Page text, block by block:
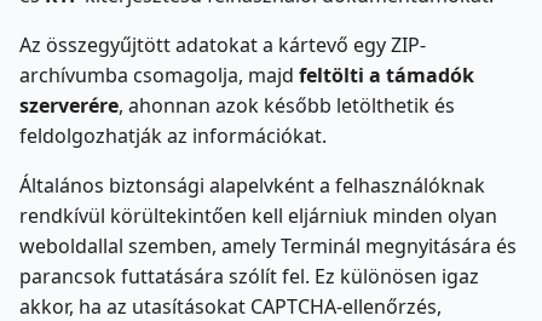
Az összegyűjtött adatokat a kártevő egy ZIP-
archívumba csomagolja, majd feltölti a támadók
szerverére, ahonnan azok később letölthetik és
feldolgozhatják az információkat.
Általános biztonsági alapelvként a felhasználóknak
rendkívül körültekintően kell eljárniuk minden olyan
weboldallal szemben, amely Terminál megnyitására és
parancsok futtatására szólít fel. Ez különösen igaz
akkor, ha az utasításokat CAPTCHA-ellenőrzés,